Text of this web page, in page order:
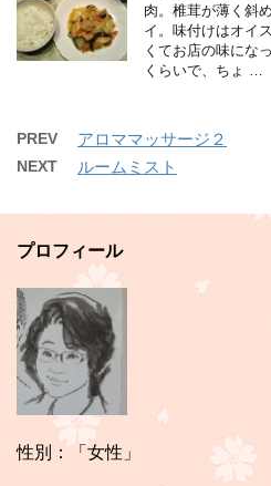
肉。椎茸が薄く斜
イ。味付けはオイ
くてお店の味にな
くらいで、ちょ …
PREV アロママッサージ２
NEXT ルームミスト
プロフィール
性別：「女性」